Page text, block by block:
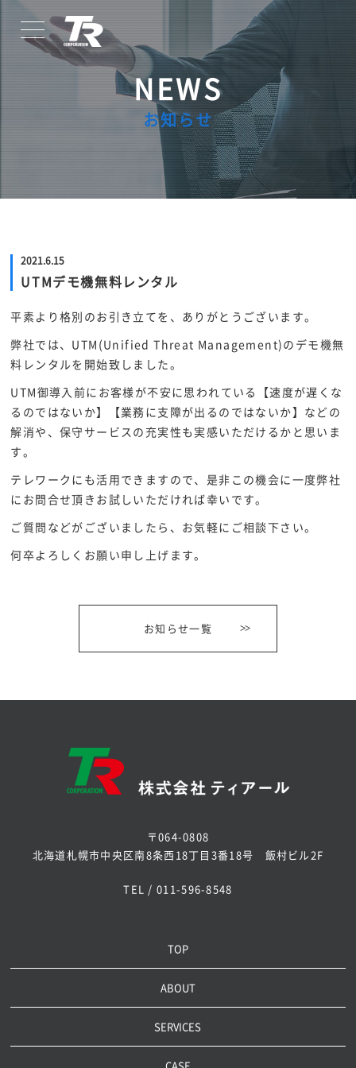
NEWS
お知らせ
CASE
お知らせ
CONTACT
お問い合わせ
2021.6.15
UTMデモ機無料レンタル
平素より格別のお引き立てを、ありがとうございます。
弊社では、UTM(Unified Threat Management)のデモ機無
料レンタルを開始致しました。
UTM御導入前にお客様が不安に思われている【速度が遅くな
るのではないか】【業務に支障が出るのではないか】などの
解消や、保守サービスの充実性も実感いただけるかと思いま
す。
テレワークにも活用できますので、是非この機会に一度弊社
にお問合せ頂きお試しいただければ幸いです。
ご質問などがございましたら、お気軽にご相談下さい。
何卒よろしくお願い申し上げます。
お知らせ一覧
〒064-0808
北海道札幌市中央区南8条西18丁目3番18号 飯村ビル2F
TEL / 011-596-8548
TOP
ABOUT
SERVICES